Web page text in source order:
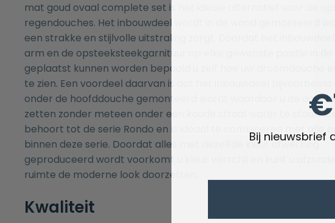
mat goud ovaal complete set is het ideale alternatief voor de
regendouches. Het inbouwdeel wordt in de wand gemonteerd
een strakke en stijlvolle uitstraling zorgt. Doordat het inbouwdeel,
arm en de opsteeksteekgarnituur op elke gewenste positie in de
geplaatst kunnen worden bepaald u zelf hoe uw droomdouche
te zien. Een voordeel daarvan is dat het inbouwdeel bijvoorbeeld
onder de hoofddouche gemonteerd wordt waardoor u de
zetten zonder meteen onder een koude straal water te staan.
behoort tot de serie Rondo en is ideaal te combineren met alle
binnen deze serie. Doordat alles met dezelfde kleur afwerking
geproduceerd wordt voorkomt u kleur verschil en kunt u
ruimte de moderne look doorzetten.
Kwaliteit
Bij nieuwsbrief